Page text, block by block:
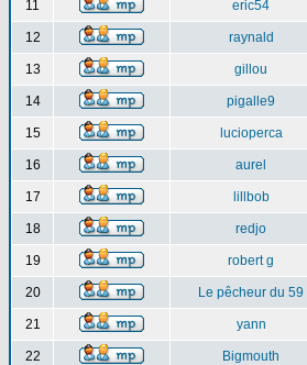
11 eric54
12 raynald
13 gillou
14 pigalle9
15 lucioperca
16 aurel
17 lillbob
18 redjo
19 robert g
20 Le pêcheur du 59
21 yann
22 Bigmouth